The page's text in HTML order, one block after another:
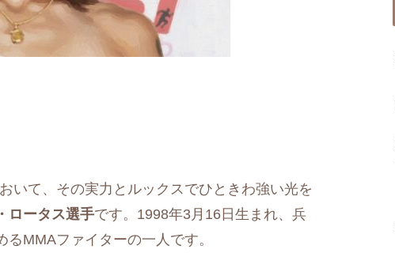
いて、その実力とルックスでひときわ強い光を
ロータス選手です。1998年3月16日生まれ、兵
MMAファイターの一人です。